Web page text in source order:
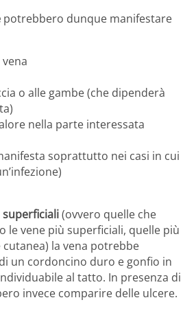
potrebbero dunque manifestare
o alle gambe (che dipenderà
nella parte interessata
soprattutto nei casi in cui
(ovvero quelle che
le vene più superficiali, quelle più
la vena potrebbe
un cordoncino duro e gonfio in
al tatto. In presenza di
invece comparire delle ulcere.